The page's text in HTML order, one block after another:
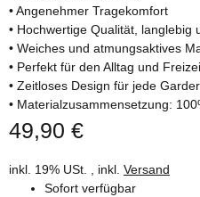
• Angenehmer Tragekomfort
• Hochwertige Qualität, langlebig
• Weiches und atmungsaktives
• Perfekt für den Alltag und
• Zeitloses Design für jede
• Materialzusammensetzung:
49,90 €
inkl. 19% USt. , inkl. Versand
Sofort verfügbar